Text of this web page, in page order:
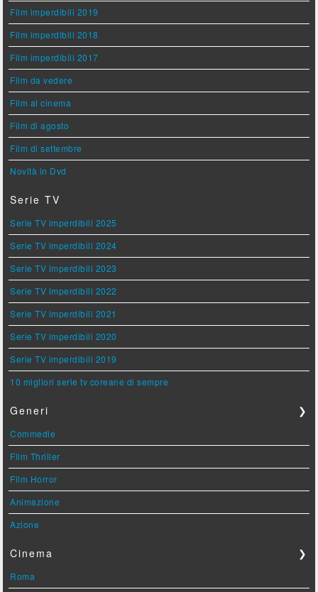
Film imperdibili 2019
Film imperdibili 2018
Film imperdibili 2017
Film da vedere
Film al cinema
Film di agosto
Film di settembre
Novità in Dvd
Serie TV
Serie TV imperdibili 2025
Serie TV imperdibili 2024
Serie TV imperdibili 2023
Serie TV imperdibili 2022
Serie TV imperdibili 2021
Serie TV imperdibili 2020
Serie TV imperdibili 2019
10 migliori serie tv coreane di sempre
Generi ❯
Commedie
Film Thriller
Film Horror
Animazione
Azione
Cinema ❯
Roma